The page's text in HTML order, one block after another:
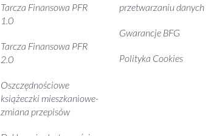
Tarcza Finansowa PFR
1.0
Tarcza Finansowa PFR
2.0
Oszczędnościowe
książeczki mieszkaniowe-
zmiana przepisów
przetwarzaniu danych
Gwarancje BFG
Polityka Cookies